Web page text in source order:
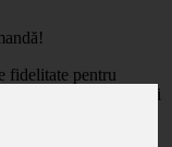
fidelitate pentru
atât economisești mai